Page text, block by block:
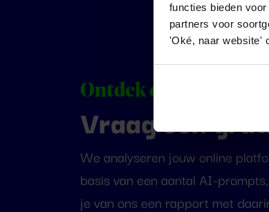
functies bieden
partners voor
'Oké, naar website'
Ontdek de online
Vraag een
We analyseren jouw online
basis van een aantal AI-
je van ons een rapport met